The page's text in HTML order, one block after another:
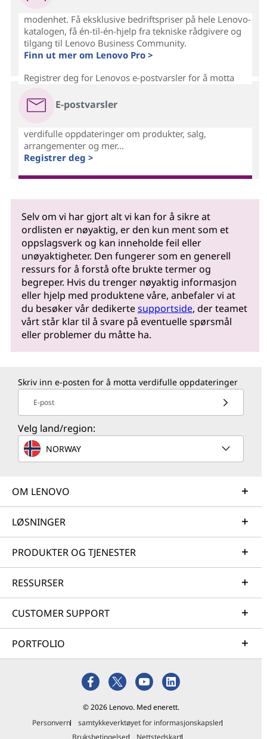
modenhet. Få eksklusive bedriftspriser på hele Lenovo-
katalogen, få én-til-én-hjelp fra tekniske rådgivere og
tilgang til Lenovo Business Community.
Finn ut mer om Lenovo Pro >
E-postvarsler
Registrer deg for Lenovos e-postvarsler for å motta
verdifulle oppdateringer om produkter, salg,
arrangementer og mer...
Registrer deg >
Selv om vi har gjort alt vi kan for å sikre at
ordlisten er nøyaktig, er den kun ment som et
oppslagsverk og kan inneholde feil eller
unøyaktigheter. Den fungerer som en generell
ressurs for å forstå ofte brukte termer og
begreper. Hvis du trenger nøyaktig informasjon
eller hjelp med produktene våre, anbefaler vi at
du besøker vår dedikertesupportside, der teamet
vårt står klar til å svare på eventuelle spørsmål
eller problemer du måtte ha.
Skriv inn e-posten for å motta verdifulle oppdateringer
E-post
Velg land/region:
NORWAY
OM LENOVO
LØSNINGER
PRODUKTER OG TJENESTER
RESSURSER
CUSTOMER SUPPORT
PORTFOLIO
© 2026 Lenovo. Med enerett.
Personvern
samtykkeverktøyet for informasjonskapsler
Bruksbetingelser
Nettstedskart